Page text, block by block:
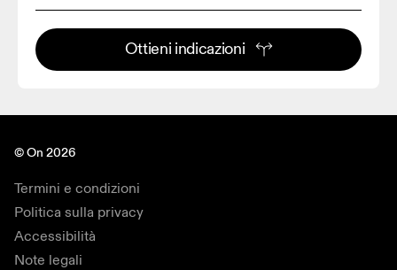
Ottieni indicazioni
© On 2026
Termini e condizioni
Politica sulla privacy
Accessibilità
Note legali